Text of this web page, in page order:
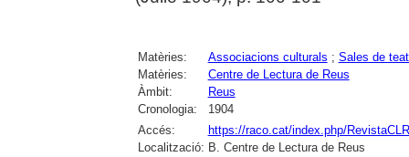
Matèries: Associacions culturals ; Sales de
Matèries:
Centre de Lectura de Reus
Àmbit:
Reus
Cronologia:
1904
Accés:
https://raco.cat/index.php/
Localització: B. Centre de Lectura de Reus